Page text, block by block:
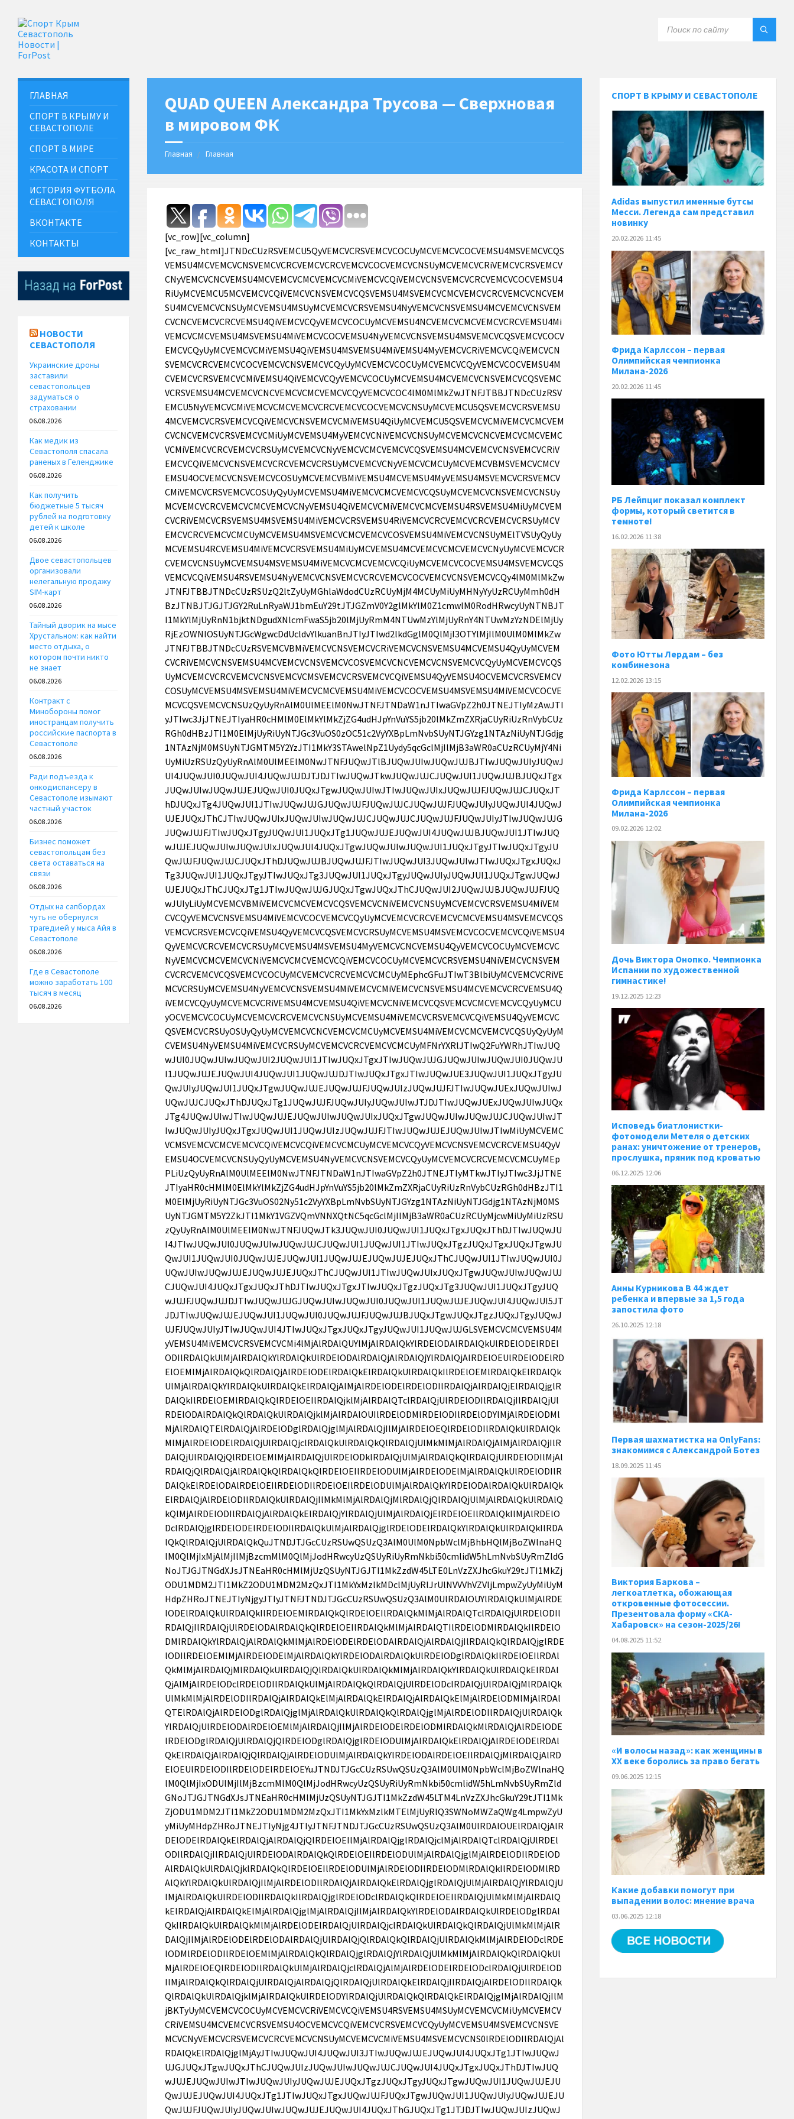
QUAD QUEEN Александра Трусова — Сверхновая
в мировом ФК
Главная Главная
[vc_row][vc_column][vc_raw_html]JTNDcCUzRSVEMCU5QyVEMCVCRSVEMCVCOCUyMCVEMCVCOCVEMSU4MSVEMCVCQSVEMSU4MCVEMCVCNSVEMCVCRCVEMCVCRCVEMCVCOCVEMCVCNSUyMCVEMCVCRiVEMCVCRSVEMCVCNyVEMCVCNCVEMSU4MCVEMCVCMCVEMCVCMiVEMCVCQiVEMCVCNSVEMCVCRCVEMCVCOCVEMSU4RiUyMCVEMCU5MCVEMCVCQiVEMCVCNSVEMCVCQSVEMSU4MSVEMCVCMCVEMCVCRCVEMCVCNCVEMSU4MCVEMCVCNSUyMCVEMSU4MSUyMCVEMCVCRSVEMSU4NyVEMCVCNSVEMSU4MCVEMCVCNSVEMCVCNCVEMCVCRCVEMSU4QiVEMCVCQyVEMCVCOCUyMCVEMSU4NCVEMCVCMCVEMCVCRCVEMSU4MiVEMCVCMCVEMSU4MSVEMSU4MiVEMCVCOCVEMSU4NyVEMCVCNSVEMSU4MSVEMCVCQSVEMCVCOCVEMCVCQyUyMCVEMCVCMiVEMSU4QiVEMSU4MSVEMSU4MiVEMSU4MyVEMCVCRiVEMCVCQiVEMCVCNSVEMCVCRCVEMCVCOCVEMCVCNSVEMCVCQyUyMCVEMCVCOCUyMCVEMCVCQyVEMCVCOCVEMSU4MCVEMCVCRSVEMCVCMiVEMSU4QiVEMCVCQyVEMCVCOCUyMCVEMSU4MCVEMCVCNSVEMCVCQSVEMCVCRSVEMSU4MCVEMCVCNCVEMCVCMCVEMCVCQyVEMCVCOC4lM0MlMkZwJTNFJTBBJTNDcCUzRSVEMCU5NyVEMCVCMiVEMCVCMCVEMCVCRCVEMCVCOCVEMCVCNSUyMCVEMCU5QSVEMCVCRSVEMSU4MCVEMCVCRSVEMCVCQiVEMCVCNSVEMCVCMiVEMSU4QiUyMCVEMCU5QSVEMCVCMiVEMCVCMCVEMCVCNCVEMCVCRSVEMCVCMiUyMCVEMSU4MyVEMCVCNiVEMCVCNSUyMCVEMCVCNCVEMCVCMCVEMCVCMiVEMCVCRCVEMCVCRSUyMCVEMCVCNyVEMCVCMCVEMCVCQSVEMSU4MCVEMCVCNSVEMCVCRiVEMCVCQiVEMCVCNSVEMCVCRCVEMCVCRSUyMCVEMCVCNyVEMCVCMCUyMCVEMCVBMSVEMCVCMCVEMSU4OCVEMCVCNSVEMCVCOSUyMCVEMCVBMiVEMSU4MCVEMSU4MyVEMSU4MSVEMCVCRSVEMCVCMiVEMCVCRSVEMCVCOSUyQyUyMCVEMSU4MiVEMCVCMCVEMCVCQSUyMCVEMCVCNSVEMCVCNSUyMCVEMCVCRCVEMCVCMCVEMCVCNyVEMSU4QiVEMCVCMiVEMCVCMCVEMSU4RSVEMSU4MiUyMCVEMCVCRiVEMCVCRSVEMSU4MSVEMSU4MiVEMCVCRSVEMSU4RiVEMCVCRCVEMCVCRCVEMCVCRSUyMCVEMCVCRCVEMCVCMCUyMCVEMSU4MSVEMCVCMCVEMCVCOSVEMSU4MiVEMCVCNSUyMElTVSUyQyUyMCVEMSU4RCVEMSU4MiVEMCVCRSVEMSU4MiUyMCVEMSU4MCVEMCVCMCVEMCVCNyUyMCVEMCVCRCVEMCVCNSUyMCVEMSU4MSVEMSU4MiVEMCVCMCVEMCVCQiUyMCVEMCVCOCVEMSU4MSVEMCVCQSVEMCVCQiVEMSU4RSVEMSU4NyVEMCVCNSVEMCVCRCVEMCVCOCVEMCVCNSVEMCVCQy4lM0MlMkZwJTNFJTBBJTNDcCUzRSUzQ2ltZyUyMGhlaWdodCUzRCUyMjM4MCUyMiUyMHNyYyUzRCUyMmh0dHBzJTNBJTJGJTJGY2RuLnRyaWJ1bmEuY29tJTJGZmV0Y2glMkYlM0Z1cmwlM0RodHRwcyUyNTNBJTI1MkYlMjUyRnN1bjktNDgudXNlcmFwaS5jb20lMjUyRmM4NTUwMzYlMjUyRnY4NTUwMzYzNDElMjUyRjEzOWNlOSUyNTJGcWgwcDdUcldvYlkuanBnJTIyJTIwd2lkdGglM0QlMjI3OTYlMjIlM0UlM0MlMkZwJTNFJTBBJTNDcCUzRSVEMCVBMiVEMCVCNSVEMCVCRiVEMCVCNSVEMSU4MCVEMSU4QyUyMCVEMCVCRiVEMCVCNSVEMSU4MCVEMCVCNSVEMCVCOSVEMCVCNCVEMCVCNSVEMCVCQyUyMCVEMCVCQSUyMCVEMCVCRCVEMCVCNSVEMCVCMSVEMCVCRSVEMCVCQiVEMSU4QyVEMSU4OCVEMCVCRSVEMCVCOSUyMCVEMSU4MSVEMSU4MiVEMCVCMCVEMSU4MiVEMCVCOCVEMSU4MSVEMSU4MiVEMCVCOCVEMCVCQSVEMCVCNSUzQyUyRnAlM0UlMEElM0NwJTNFJTNDaW1nJTIwaGVpZ2h0JTNEJTIyMzAwJTIyJTIwc3JjJTNEJTIyaHR0cHMlM0ElMkYlMkZjZG4udHJpYnVuYS5jb20lMkZmZXRjaCUyRiUzRnVybCUzRGh0dHBzJTI1M0ElMjUyRiUyNTJGc3VuOS0zOC51c2VyYXBpLmNvbSUyNTJGYzg1NTAzNiUyNTJGdjg1NTAzNjM0MSUyNTJGMTM5Y2YzJTI1MkY3STAwelNpZ1Uydy5qcGclMjIlMjB3aWR0aCUzRCUyMjY4NiUyMiUzRSUzQyUyRnAlM0UlMEElM0NwJTNFJUQwJTlBJUQwJUIwJUQwJUJBJTIwJUQwJUIyJUQwJUI4JUQwJUI0JUQwJUI4JUQwJUJDJTJDJTIwJUQwJTkwJUQwJUJCJUQwJUI1JUQwJUJBJUQxJTgxJUQwJUIwJUQwJUJEJUQwJUI0JUQxJTgwJUQwJUIwJTIwJUQwJUIxJUQwJUJFJUQwJUJCJUQxJThDJUQxJTg4JUQwJUI1JTIwJUQwJUJGJUQwJUJFJUQwJUJCJUQwJUJFJUQwJUIyJUQwJUI4JUQwJUJEJUQxJThCJTIwJUQwJUIxJUQwJUIwJUQwJUJCJUQwJUJCJUQwJUJFJUQwJUIyJTIwJUQwJUJGJUQwJUJFJTIwJUQxJTgyJUQwJUI1JUQxJTg1JUQwJUJEJUQwJUI4JUQwJUJBJUQwJUI1JTIwJUQwJUJEJUQwJUIwJUQwJUIxJUQwJUI4JUQxJTgwJUQwJUIwJUQwJUI1JUQxJTgyJTIwJUQxJTgyJUQwJUJFJUQwJUJCJUQxJThDJUQwJUJBJUQwJUJFJTIwJUQwJUI3JUQwJUIwJTIwJUQxJTgxJUQxJTg3JUQwJUI1JUQxJTgyJTIwJUQxJTg3JUQwJUI1JUQxJTgyJUQwJUIyJUQwJUI1JUQxJTgwJUQwJUJEJUQxJThCJUQxJTg1JTIwJUQwJUJGJUQxJTgwJUQxJThCJUQwJUI2JUQwJUJBJUQwJUJFJUQwJUIyLiUyMCVEMCVBMiVEMCVCMCVEMCVCQSVEMCVCNiVEMCVCNSUyMCVEMCVCRSVEMSU4MiVEMCVCQyVEMCVCNSVEMSU4MiVEMCVCOCVEMCVCQyUyMCVEMCVCRCVEMCVCMCVEMSU4MSVEMCVCQSVEMCVCRSVEMCVCQiVEMSU4QyVEMCVCQSVEMCVCRSUyMCVEMSU4MSVEMCVCOCVEMCVCQiVEMSU4QyVEMCVCRCVEMCVCRSUyMCVEMSU4MSVEMSU4MyVEMCVCNCVEMSU4QyVEMCVCOCUyMCVEMCVCNyVEMCVCMCVEMCVCNiVEMCVCMCVEMCVCQiVEMCVCOCUyMCVEMCVCRSVEMSU4NiVEMCVCNSVEMCVCRCVEMCVCQSVEMCVCOCUyMCVEMCVCRCVEMCVCMCUyMEphcGFuJTIwT3BlbiUyMCVEMCVCRiVEMCVCRSUyMCVEMSU4NyVEMCVCNSVEMSU4MiVEMCVCMiVEMCVCNSVEMSU4MCVEMCVCRCVEMSU4QiVEMCVCQyUyMCVEMCVCRiVEMSU4MCVEMSU4QiVEMCVCNiVEMCVCQSVEMCVCMCVEMCVCQyUyMCUyOCVEMCVCOCUyMCVEMCVCRCVEMCVCNSUyMCVEMSU4MiVEMCVCRSVEMCVCQiVEMSU4QyVEMCVCQSVEMCVCRSUyOSUyQyUyMCVEMCVCNCVEMCVCMCUyMCVEMSU4MiVEMCVCMCVEMCVCQSUyQyUyMCVEMSU4NyVEMSU4MiVEMCVCRSUyMCVEMCVCRCVEMCVCMCUyMFNrYXRlJTIwQ2FuYWRhJTIwJUQwJUI0JUQwJUIwJUQwJUI2JUQwJUI1JTIwJUQxJTgxJTIwJUQwJUJGJUQwJUIwJUQwJUI0JUQwJUI1JUQwJUJEJUQwJUI4JUQwJUI1JUQwJUJDJTIwJUQxJTgxJTIwJUQwJUE3JUQwJUI1JUQxJTgyJUQwJUIyJUQwJUI1JUQxJTgwJUQwJUJEJUQwJUJFJUQwJUIzJUQwJUJFJTIwJUQwJUExJUQwJUIwJUQwJUJCJUQxJThDJUQxJTg1JUQwJUJFJUQwJUIyJUQwJUIwJTJDJTIwJUQwJUExJUQwJUIwJUQxJTg4JUQwJUIwJTIwJUQwJUJEJUQwJUIwJUQwJUIxJUQxJTgwJUQwJUIwJUQwJUJCJUQwJUIwJTIwJUQwJUIyJUQxJTgxJUQwJUI1JUQwJUIzJUQwJUJFJTIwJUQwJUJEJUQwJUIwJTIwMiUyMCVEMCVCMSVEMCVCMCVEMCVCQiVEMCVCQiVEMCVCMCUyMCVEMCVCQyVEMCVCNSVEMCVCRCVEMSU4QyVEMSU4OCVEMCVCNSUyQyUyMCVEMSU4NyVEMCVCNSVEMCVCQyUyMCVEMCVCRCVEMCVCMCUyMEpPLiUzQyUyRnAlM0UlMEElM0NwJTNFJTNDaW1nJTIwaGVpZ2h0JTNEJTIyMTkwJTIyJTIwc3JjJTNEJTIyaHR0cHMlM0ElMkYlMkZjZG4udHJpYnVuYS5jb20lMkZmZXRjaCUyRiUzRnVybCUzRGh0dHBzJTI1M0ElMjUyRiUyNTJGc3VuOS02Ny51c2VyYXBpLmNvbSUyNTJGYzg1NTAzNiUyNTJGdjg1NTAzNjM0MSUyNTJGMTM5Y2ZkJTI1MkY1VGZVQmVNNXQtNC5qcGclMjIlMjB3aWR0aCUzRCUyMjcwMiUyMiUzRSUzQyUyRnAlM0UlMEElM0NwJTNFJUQwJTk3JUQwJUI0JUQwJUI1JUQxJTgxJUQxJThDJTIwJUQwJUI4JTIwJUQwJUI0JUQwJUIwJUQwJUJCJUQwJUI1JUQwJUI1JTIwJUQxJTgzJUQxJTgxJUQxJTgwJUQwJUI1JUQwJUI0JUQwJUJEJUQwJUI1JUQwJUJEJUQwJUJEJUQxJThCJUQwJUI1JTIwJUQwJUI0JUQwJUIwJUQwJUJEJUQwJUJEJUQxJThCJUQwJUI1JTIwJUQwJUIxJUQxJTgwJUQwJUIwJUQwJUJCJUQwJUI4JUQxJTgxJUQxJThDJTIwJUQxJTgxJTIwJUQxJTgzJUQxJTg3JUQwJUI1JUQxJTgyJUQwJUJFJUQwJUJDJTIwJUQwJUJGJUQwJUIwJUQwJUI0JUQwJUI1JUQwJUJEJUQwJUI4JUQwJUI5JTJDJTIwJUQwJUJEJUQwJUI1JUQwJUI0JUQwJUJFJUQwJUJBJUQxJTgwJUQxJTgzJUQxJTgyJUQwJUJFJUQwJUIyJTIwJUQwJUI4JTIwJUQxJTgxJUQxJTgyJUQwJUI1JUQwJUJGLSVEMCVCMCVEMSU4MyVEMSU4MiVEMCVCRSVEMCVCMi4lMjAlRDAlQUYlMjAlRDAlQkYlRDElODAlRDAlQkUlRDElODElRDElODIlRDAlQkUlMjAlRDAlQkYlRDAlQkUlRDElODAlRDAlQjAlRDAlQjYlRDAlQjAlRDElOEUlRDElODElRDElOEMlMjAlRDAlQkQlRDAlQjAlRDElODElRDAlQkElRDAlQkUlRDAlQkIlRDElOEMlRDAlQkElRDAlQkUlMjAlRDAlQkYlRDAlQkUlRDAlQkElRDAlQjAlMjAlRDElODElRDElODIlRDAlQjAlRDAlQjElRDAlQjglRDAlQkIlRDElOEMlRDAlQkQlRDElOEIlRDAlQjklMjAlRDAlQTclRDAlQjUlRDElODIlRDAlQjIlRDAlQjUlRDElODAlRDAlQkQlRDAlQkUlRDAlQjklMjAlRDAlOUIlRDElODMlRDElODIlRDElODYlMjAlRDElODMlMjAlRDAlQTElRDAlQjAlRDElODglRDAlQjglMjAlRDAlQjIlMjAlRDElOEQlRDElODIlRDAlQkUlRDAlQkMlMjAlRDElODElRDAlQjUlRDAlQjclRDAlQkUlRDAlQkQlRDAlQjUlMkMlMjAlRDAlQjAlMjAlRDAlQjIlRDAlQjUlRDAlQjQlRDElOEMlMjAlRDAlQjUlRDElODklRDAlQjUlMjAlRDAlQkQlRDAlQjUlRDElODIlMjAlRDAlQjQlRDAlQjAlRDAlQkQlRDAlQkQlRDElOEIlRDElODUlMjAlRDElODElMjAlRDAlQkUlRDElODIlRDAlQkElRDElODAlRDElOEIlRDElODIlRDElOEIlRDElODUlMjAlRDAlQkYlRDElODAlRDAlQkUlRDAlQkElRDAlQjAlRDElODIlRDAlQkUlRDAlQjIlMkMlMjAlRDAlQjMlRDAlQjQlRDAlQjUlMjAlRDAlQkUlRDAlQkQlMjAlRDElODIlRDAlQjAlRDAlQkElRDAlQjYlRDAlQjUlMjAlRDAlQjElRDElOEIlRDAlQkIlMjAlRDElODclRDAlQjglRDElODElRDElODIlRDAlQkUlMjAlRDAlQjglRDElODElRDAlQkYlRDAlQkUlRDAlQkIlRDAlQkQlRDAlQjUlRDAlQkQuJTNDJTJGcCUzRSUwQSUzQ3AlM0UlM0NpbWclMjBhbHQlMjBoZWlnaHQlM0QlMjIxMjAlMjIlMjBzcmMlM0QlMjJodHRwcyUzQSUyRiUyRmNkbi50cmlidW5hLmNvbSUyRmZldGNoJTJGJTNGdXJsJTNEaHR0cHMlMjUzQSUyNTJGJTI1MkZzdW45LTE0LnVzZXJhcGkuY29tJTI1MkZjODU1MDM2JTI1MkZ2ODU1MDM2MzQxJTI1MkYxMzlkMDclMjUyRlJrUlNVVVhVZVljLmpwZyUyMiUyMHdpZHRoJTNEJTIyNjgyJTIyJTNFJTNDJTJGcCUzRSUwQSUzQ3AlM0UlRDAlOUYlRDAlQkUlMjAlRDElODElRDAlQkUlRDAlQkIlRDElOEMlRDAlQkQlRDElOEIlRDAlQkMlMjAlRDAlQTclRDAlQjUlRDElODIlRDAlQjIlRDAlQjUlRDElODAlRDAlQkQlRDElOEIlRDAlQkMlMjAlRDAlQTIlRDElODMlRDAlQkIlRDElODMlRDAlQkYlRDAlQjAlRDAlQkMlMjAlRDElODElRDElODAlRDAlQjAlRDAlQjIlRDAlQkQlRDAlQjglRDElODIlRDElOEMlMjAlRDElODElMjAlRDAlQkYlRDElODAlRDAlQkUlRDElODglRDAlQkIlRDElOEIlRDAlQkMlMjAlRDAlQjMlRDAlQkUlRDAlQjQlRDAlQkUlRDAlQkMlMjAlRDAlQkYlRDAlQkUlRDAlQkElRDAlQjAlMjAlRDElODclRDElODIlRDAlQkUlMjAlRDAlQkQlRDAlQjUlRDElODclRDAlQjUlRDAlQjMlRDAlQkUlMkMlMjAlRDElODIlRDAlQjAlRDAlQkElMjAlRDAlQkElRDAlQjAlRDAlQkElMjAlRDElODMlMjAlRDAlQTElRDAlQjAlRDElODglRDAlQjglMjAlRDAlQkUlRDAlQkQlRDAlQjglMjAlRDElODIlRDAlQjUlRDAlQkYlRDAlQjUlRDElODAlRDElOEMlMjAlRDAlQjIlMjAlRDElODElRDElODMlRDAlQkMlRDAlQjAlRDElODElRDElODglRDAlQjUlRDAlQjQlRDElODglRDAlQjglRDElODUlMjAlRDAlQkElRDAlQjAlRDElODElRDAlQkElRDAlQjAlRDAlQjQlRDAlQjAlRDElODUlMjAlRDAlQkYlRDElODAlRDElOEIlRDAlQjMlRDAlQjAlRDElOEUlRDElODIlRDElODElRDElOEYuJTNDJTJGcCUzRSUwQSUzQ3AlM0UlM0NpbWclMjBoZWlnaHQlM0QlMjIxODUlMjIlMjBzcmMlM0QlMjJodHRwcyUzQSUyRiUyRmNkbi50cmlidW5hLmNvbSUyRmZldGNoJTJGJTNGdXJsJTNEaHR0cHMlMjUzQSUyNTJGJTI1MkZzdW45LTM4LnVzZXJhcGkuY29tJTI1MkZjODU1MDM2JTI1MkZ2ODU1MDM2MzQxJTI1MkYxMzlkMTElMjUyRlQ3SWNoMWZaQWg4LmpwZyUyMiUyMHdpZHRoJTNEJTIyNjg4JTIyJTNFJTNDJTJGcCUzRSUwQSUzQ3AlM0UlRDAlOUElRDAlQjAlRDElODElRDAlQkElRDAlQjAlRDAlQjQlRDElOEIlMjAlRDAlQjglRDAlQjclMjAlRDAlQTclRDAlQjUlRDElODIlRDAlQjIlRDAlQjUlRDElODAlRDAlQkQlRDElOEIlRDElODUlMjAlRDAlQjglMjAlRDElODIlRDElODAlRDAlQkUlRDAlQjklRDAlQkQlRDElOEIlRDElODUlMjAlRDElODIlRDElODMlRDAlQkIlRDElODMlRDAlQkYlRDAlQkUlRDAlQjIlMjAlRDElODIlRDAlQjAlRDAlQkElRDAlQjglRDAlQjUlMjAlRDAlQjYlRDAlQjUlMjAlRDAlQkUlRDElODIlRDAlQkIlRDAlQjglRDElODclRDAlQkQlRDElOEIlRDAlQjUlMkMlMjAlRDAlQkElRDAlQjAlRDAlQkElMjAlRDAlQjglMjAlRDAlQjIlMjAlRDAlQkYlRDElODAlRDAlQkUlRDElODglRDAlQkIlRDAlQkUlRDAlQkMlMjAlRDElODElRDAlQjUlRDAlQjclRDAlQkUlRDAlQkQlRDAlQjUlMkMlMjAlRDAlQjIlMjAlRDElODElRDElODAlRDAlQjUlRDAlQjQlRDAlQkQlRDAlQjUlRDAlQkMlMjAlRDElODclRDElODMlRDElODIlRDElOEMlMjAlRDAlQkQlRDAlQjglRDAlQjYlRDAlQjUlMkMlMjAlRDAlQkQlRDAlQkUlMjAlRDElOEQlRDElODIlRDAlQkUlMjAlRDAlQjclRDAlQjAlMjAlRDElODElRDElODclRDAlQjUlRDElODIlMjAlRDAlQkQlRDAlQjUlRDAlQjAlRDAlQjQlRDAlQjUlRDAlQkElRDAlQjIlRDAlQjAlRDElODIlRDAlQkQlRDAlQkUlRDAlQjklMjAlRDAlQkUlRDElODYlRDAlQjUlRDAlQkQlRDAlQkElRDAlQjglMjAlRDAlQjIlMjBKTyUyMCVEMCVCOCUyMCVEMCVCRiVEMCVCQiVEMSU4RSVEMSU4MSUyMCVEMCVCMiUyMCVEMCVCRiVEMSU4MCVEMCVCRSVEMSU4OCVEMCVCQiVEMCVCRSVEMCVCQyUyMCVEMSU4MSVEMCVCNSVEMCVCNyVEMCVCRSVEMCVCRCVEMCVCNSUyMCVEMCVCMiVEMSU4MSVEMCVCNS0lRDElODIlRDAlQjAlRDAlQkElRDAlQjglMjAyJTIwJUQwJUI4JUQwJUI3JTIwJUQwJUJEJUQwJUI4JUQxJTg1JTIwJUQwJUJGJUQxJTgwJUQxJThCJUQwJUIzJUQwJUIwJUQwJUJCJUQwJUI4JUQxJTgxJUQxJThDJTIwJUQwJUJEJUQwJUIwJTIwJUQwJUIyJUQwJUJEJUQxJTgzJUQxJTgyJUQxJTgwJUQwJUI1JUQwJUJE
ГЛАВНАЯ
СПОРТ В КРЫМУ И
СЕВАСТОПОЛЕ
СПОРТ В МИРЕ
КРАСОТА И СПОРТ
ИСТОРИЯ ФУТБОЛА
СЕВАСТОПОЛЯ
ВКОНТАКТЕ
КОНТАКТЫ
НОВОСТИ
СЕВАСТОПОЛЯ
Украинские дроны
заставили
севастопольцев
задуматься о
страховании
06.08.2026
Как медик из
Севастополя спасала
раненых в Геленджике
06.08.2026
Как получить
бюджетные 5 тысяч
рублей на подготовку
детей к школе
06.08.2026
Двое севастопольцев
организовали
нелегальную продажу
SIM-карт
06.08.2026
Тайный дворик на мысе
Хрустальном: как найти
место отдыха, о
котором почти никто
не знает
06.08.2026
Контракт с
Минобороны помог
иностранцам получить
российские паспорта в
Севастополе
06.08.2026
Ради подъезда к
онкодиспансеру в
Севастополе изымают
частный участок
06.08.2026
Бизнес поможет
севастопольцам без
света оставаться на
связи
06.08.2026
Отдых на сапбордах
чуть не обернулся
трагедией у мыса Айя в
Севастополе
06.08.2026
Где в Севастополе
можно заработать 100
тысяч в месяц
06.08.2026
СПОРТ В КРЫМУ И СЕВАСТОПОЛЕ
Adidas выпустил именные бутсы
Месси. Легенда сам представил
новинку
20.02.2026 11:45
Фрида Карлссон – первая
Олимпийская чемпионка
Милана-2026
20.02.2026 11:45
РБ Лейпциг показал комплект
формы, который светится в
темноте!
16.02.2026 11:38
Фото Ютты Лердам – без
комбинезона
12.02.2026 13:15
Фрида Карлссон – первая
Олимпийская чемпионка
Милана-2026
09.02.2026 12:02
Дочь Виктора Онопко. Чемпионка
Испании по художественной
гимнастике!
19.12.2025 12:23
Исповедь биатлонистки-
фотомодели Метеля о детских
ранах: уничтожение от тренеров,
прослушка, пряник под кроватью
06.12.2025 12:06
Анны Курникова В 44 ждет
ребенка и впервые за 1,5 года
запостила фото
26.10.2025 12:18
Первая шахматистка на OnlyFans:
знакомимся с Александрой Ботез
18.09.2025 11:45
Виктория Баркова –
легкоатлетка, обожающая
откровенные фотосессии.
Презентовала форму «СКА-
Хабаровск» на сезон-2025/26!
04.08.2025 11:52
«И волосы назад»: как женщины в
XX веке боролись за право бегать
09.06.2025 12:15
Какие добавки помогут при
выпадении волос: мнение врача
03.06.2025 12:18